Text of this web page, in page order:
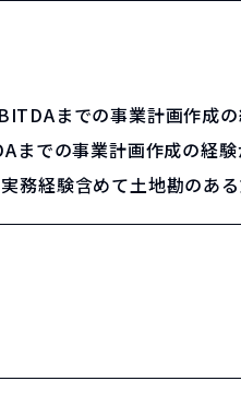
までの事業計画作成
までの事業計画作成の経
務経験含めて土地勘のあ